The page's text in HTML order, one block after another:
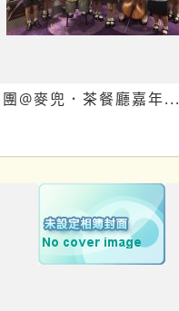
@麥兜．茶餐廳嘉年...